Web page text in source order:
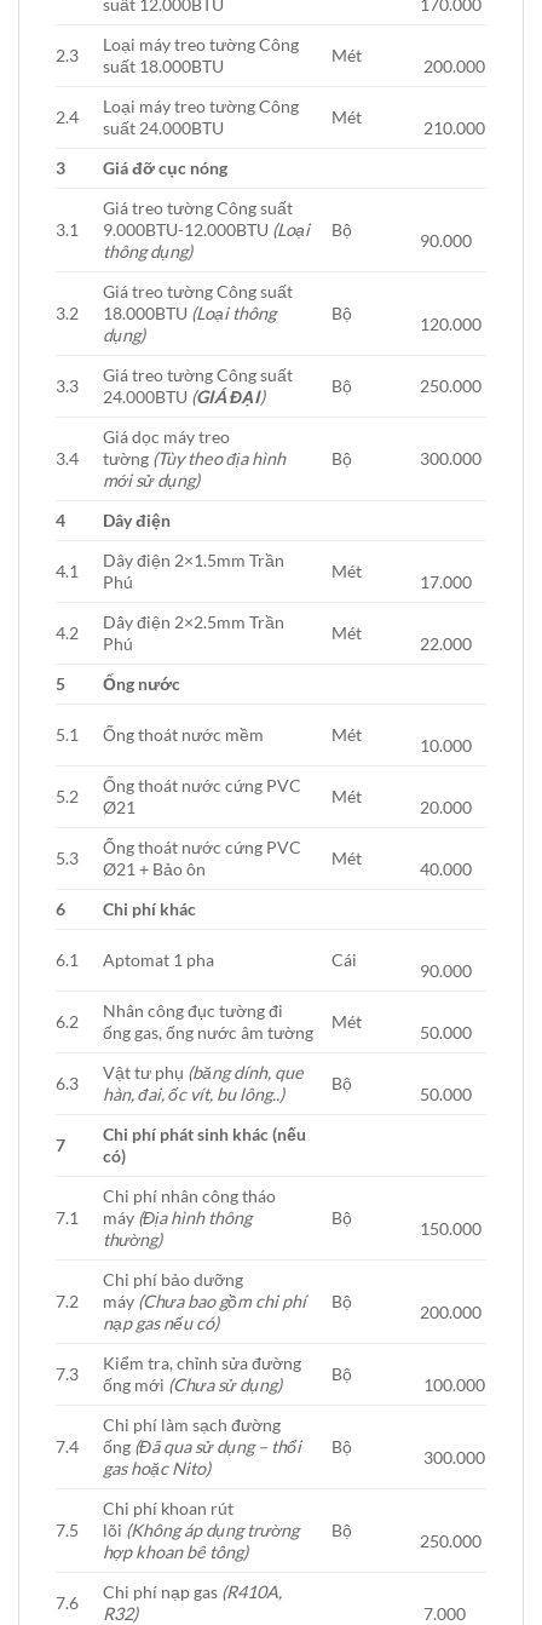
2.3
Loại máy treo tường Công
suất 18.000BTU
Mét
200.000
2.4
Loại máy treo tường Công
suất 24.000BTU
Mét
210.000
3
Giá đỡ cục nóng
3.1
Giá treo tường Công suất
9.000BTU-12.000BTU (Loại
thông dụng)
Bộ
90.000
3.2
Giá treo tường Công suất
18.000BTU (Loại thông
dụng)
Bộ
120.000
3.3
Giá treo tường Công suất
24.000BTU (GIÁ ĐẠI)
Bộ 250.000
3.4
Giá dọc máy treo
tường (Tùy theo địa hình
mới sử dụng)
Bộ 300.000
4 Dây điện
4.1
Dây điện 2×1.5mm Trần
Phú
Mét
17.000
4.2
Dây điện 2×2.5mm Trần
Phú
Mét
22.000
5
Ống nước
5.1 Ống thoát nước mềm Mét
10.000
5.2
Ống thoát nước cứng PVC
Ø21
Mét
20.000
5.3
Ống thoát nước cứng PVC
Ø21 + Bảo ôn
Mét
40.000
6
Chi phí khác
6.1 Aptomat 1 pha Cái
90.000
6.2
Nhân công đục tường đi
ống gas, ống nước âm tường
Mét
50.000
6.3
Vật tư phụ (băng dính, que
hàn, đai, ốc vít, bu lông..)
Bộ
50.000
7
Chi phí phát sinh khác (nếu
có)
7.1
Chi phí nhân công tháo
máy (Địa hình thông
thường)
Bộ
150.000
7.2
Chi phí bảo dưỡng
máy (Chưa bao gồm chi phí
nạp gas nếu có)
Bộ
200.000
7.3
Kiểm tra, chỉnh sửa đường
ống mới (Chưa sử dụng)
Bộ
100.000
7.4
Chi phí làm sạch đường
ống (Đã qua sử dụng – thổi
gas hoặc Nito)
Bộ
300.000
7.5
Chi phí khoan rút
lõi (Không áp dụng trường
hợp khoan bê tông)
Bộ
250.000
7.6
Chi phí nạp gas (R410A,
R32)
7.000